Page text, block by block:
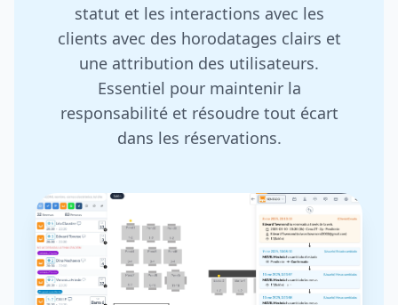
statut et les interactions avec les
clients avec des horodatages clairs et
une attribution des utilisateurs.
Essentiel pour maintenir la
responsabilité et résoudre tout écart
dans les réservations.